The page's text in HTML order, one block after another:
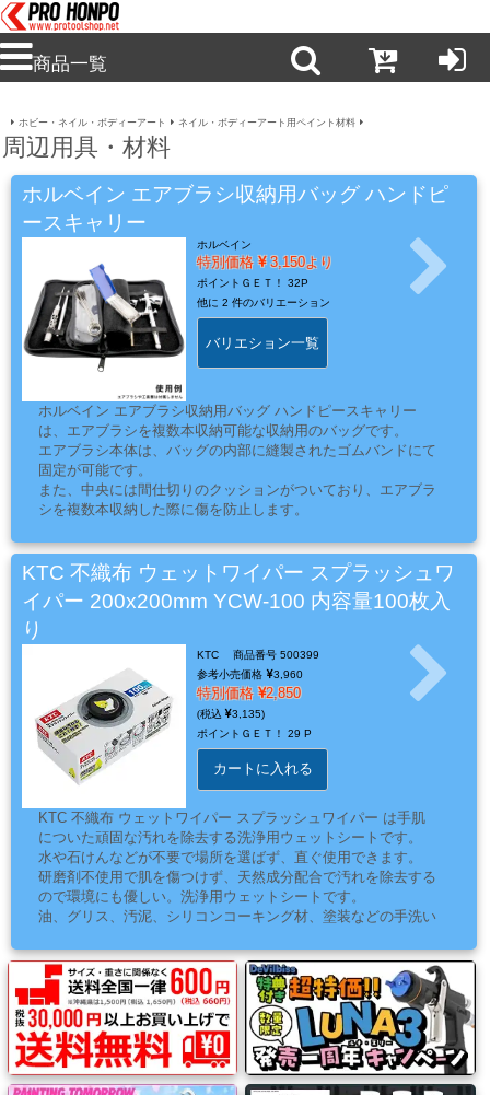
新
商
品・
注
目
料・
剤・
ル
用
品
ー
リ
フ・
ム
系
材
料
商品一覧
ホビー・ネイル・ボディーアート ネイル・ボディーアート用ペイント材料
周辺用具・材料
ホルベイン エアブラシ収納用バッグ ハンドピ
ースキャリー
ホルベイン
特別価格 3,150より
ポイントＧＥＴ！ 32P
他に 2 件のバリエーション
バリエション一覧
ホルベイン エアブラシ収納用バッグ ハンドピースキャリー
は、エアブラシを複数本収納可能な収納用のバッグです。
エアブラシ本体は、バッグの内部に縫製されたゴムバンドにて
固定が可能です。
また、中央には間仕切りのクッションがついており、エアブラ
シを複数本収納した際に傷を防止します。
KTC 不織布 ウェットワイパー スプラッシュワ
イパー 200x200mm YCW-100 内容量100枚入
り
KTC
商品番号 500399
参考小売価格
3,960
特別価格 2,850
3,135
ポイントＧＥＴ！ 29 P
カートに入れる
KTC 不織布 ウェットワイパー スプラッシュワイパー は手肌
についた頑固な汚れを除去する洗浄用ウェットシートです。
水や石けんなどが不要で場所を選ばず、直ぐ使用できます。
研磨剤不使用で肌を傷つけず、天然成分配合で汚れを除去する
ので環境にも優しい。洗浄用ウェットシートです。
油、グリス、汚泥、シリコンコーキング材、塗装などの手洗い
スプラッシュワイパー のシートには多層不織布を使用してい
るので丈夫です。
１枚で十分に汚れを落としきることができます。
高い抗菌効果のある洗浄用ウェットシートは黄色ブドウ球菌・
大腸菌・肺炎桿菌・緑膿菌などを99.99％除菌できます。